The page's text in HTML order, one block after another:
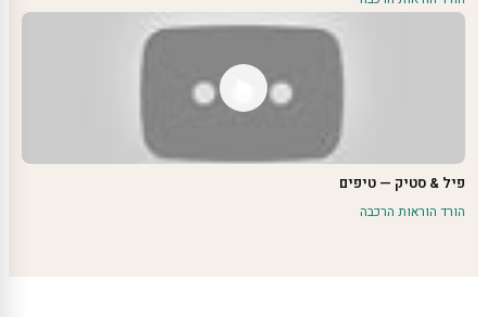
פיל & סטיק — טיפים
הורד הוראות הרכבה